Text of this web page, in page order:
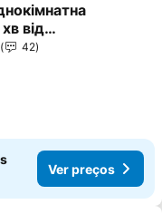
aos favoritos
від
42
Ver preços